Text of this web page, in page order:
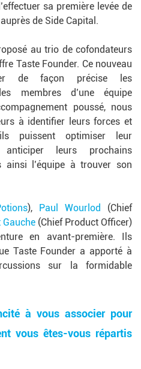
sa première levée de
de Side Capital.
au trio de cofondateurs
Taste Founder. Ce nouveau
de façon précise les
membres d’une équipe
poussé, nous
à identifier leurs forces et
puissent optimiser leur
leurs prochains
ainsi l’équipe à trouver son
), Paul Wourlod
(Chief
Gauche (Chief Product Officer)
en avant-première. Ils
Taste Founder a apporté à
sur la formidable
à vous associer pour
vous êtes-vous répartis